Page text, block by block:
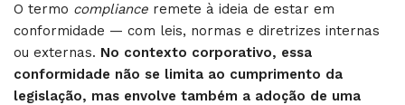
O termo compliance remete à ideia de estar em
conformidade — com leis, normas e diretrizes internas
ou externas. No contexto corporativo, essa
conformidade não se limita ao cumprimento da
legislação, mas envolve também a adoção de uma